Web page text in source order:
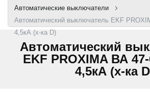
Автоматические выключатели
Автоматический выключатель EKF
4,5кА (х-ка D)
Автоматический
EKF PROXIMA ВА
4,5кА (х-ка